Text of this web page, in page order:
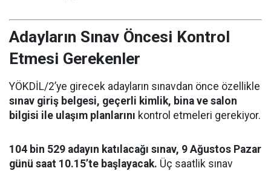
Adayların Sınav Öncesi Kontrol
Etmesi Gerekenler
YÖKDİL/2’ye girecek adayların sınavdan önce özellikle
sınav giriş belgesi, geçerli kimlik, bina ve salon
bilgisi ile ulaşım planlarını kontrol etmeleri gerekiyor.
104 bin 529 adayın katılacağı sınav, 9 Ağustos Pazar
günü saat 10.15’te başlayacak. Üç saatlik sınav